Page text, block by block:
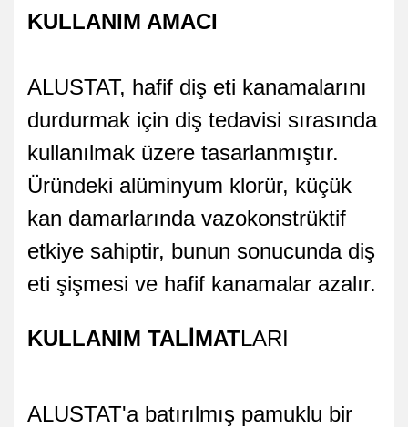
KULLANIM AMACI
ALUSTAT, hafif diş eti kanamalarını
durdurmak için diş tedavisi sırasında
kullanılmak üzere tasarlanmıştır.
Üründeki alüminyum klorür, küçük
kan damarlarında vazokonstrüktif
etkiye sahiptir, bunun sonucunda diş
eti şişmesi ve hafif kanamalar azalır.
KULLANIM TALİMATLARI
ALUSTAT'a batırılmış pamuklu bir